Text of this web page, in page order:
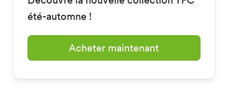
été-automne !
Acheter maintenant